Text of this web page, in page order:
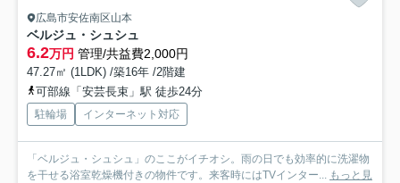
広島市安佐南区山本
ベルジュ・シュシュ
6.2万円 管理/共益費2,000円
47.27㎡ (1LDK) /築16年 /2階建
可部線「安芸長束」駅 徒歩24分
駐輪場 インターネット対応
「ベルジュ・シュシュ」のここがイチオシ。雨の日でも効率的に洗濯物
を干せる浴室乾燥機付きの物件です。来客時にはTVインター... もっと見